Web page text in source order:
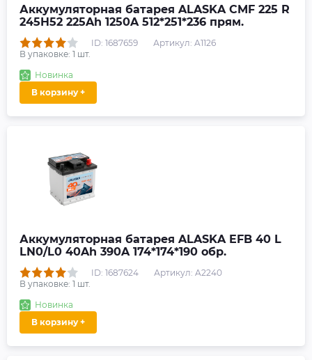
Аккумуляторная батарея ALASKA CMF 225 R
245H52 225Ah 1250A 512*251*236 прям.
ID: 1687659
Артикул: A1126
В упаковке: 1 шт.
Новинка
В корзину +
Аккумуляторная батарея ALASKA EFB 40 L
LN0/L0 40Ah 390A 174*174*190 обр.
ID: 1687624
Артикул: A2240
В упаковке: 1 шт.
Новинка
В корзину +